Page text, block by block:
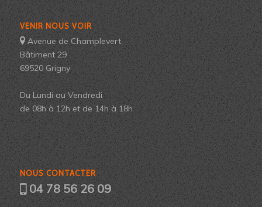
VENIR NOUS VOIR
Avenue de Champlevert
Bâtiment 29
69520 Grigny
Du Lundi au Vendredi
de 08h à 12h et de 14h à 18h
NOUS CONTACTER
04 78 56 26 09